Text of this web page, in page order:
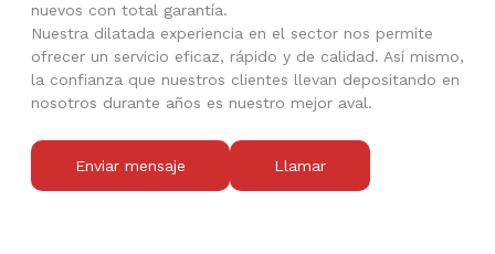
nuevos con total garantía.
Nuestra dilatada experiencia en el sector nos permite
ofrecer un servicio eficaz, rápido y de calidad. Así mismo,
la confianza que nuestros clientes llevan depositando en
nosotros durante años es nuestro mejor aval.
Enviar mensaje Llamar